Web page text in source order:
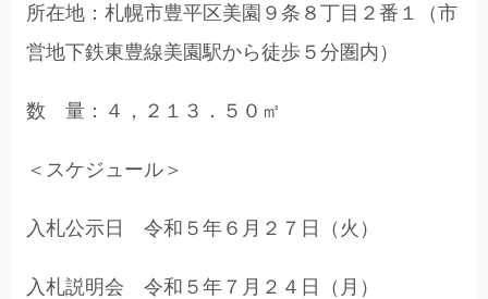
所在地：札幌市豊平区美園９条８丁目２番１（市
営地下鉄東豊線美園駅から徒歩５分圏内）
数 量：４，２１３．５０㎡
＜スケジュール＞
入札公示日 令和５年６月２７日（火）
入札説明会 令和５年７月２４日（月）